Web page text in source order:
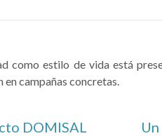
como estilo de vida está
campañas concretas.
DOMISAL